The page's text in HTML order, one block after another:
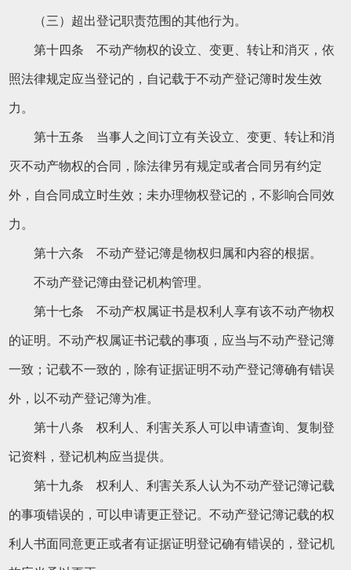
（三）超出登记职责范围的其他行为。
第十四条 不动产物权的设立、变更、转让和消灭，依
照法律规定应当登记的，自记载于不动产登记簿时发生效
力。
第十五条 当事人之间订立有关设立、变更、转让和消
灭不动产物权的合同，除法律另有规定或者合同另有约定
外，自合同成立时生效；未办理物权登记的，不影响合同效
力。
第十六条 不动产登记簿是物权归属和内容的根据。
不动产登记簿由登记机构管理。
第十七条 不动产权属证书是权利人享有该不动产物权
的证明。不动产权属证书记载的事项，应当与不动产登记簿
一致；记载不一致的，除有证据证明不动产登记簿确有错误
外，以不动产登记簿为准。
第十八条 权利人、利害关系人可以申请查询、复制登
记资料，登记机构应当提供。
第十九条 权利人、利害关系人认为不动产登记簿记载
的事项错误的，可以申请更正登记。不动产登记簿记载的权
利人书面同意更正或者有证据证明登记确有错误的，登记机